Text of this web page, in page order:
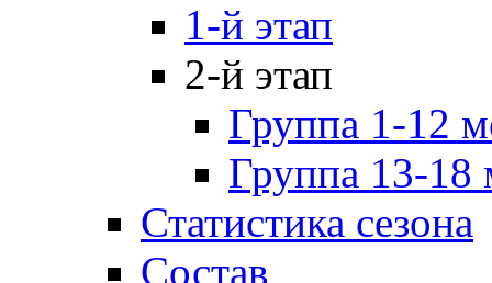
1-й этап
2-й этап
Группа 1-12
Группа 13-18
Статистика сезона
Состав